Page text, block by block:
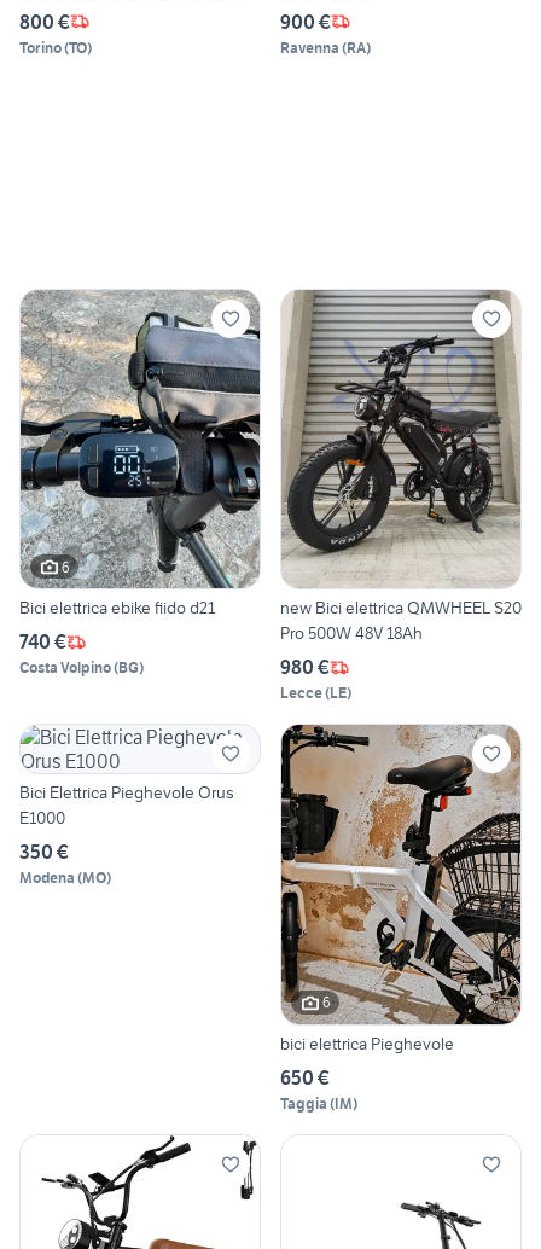
800 €
Torino(TO)
900 €
Ravenna (RA)
6
Bici elettrica ebike fiido d21
740 €
Costa Volpino(BG)
new Bici elettrica QMWHEEL S20
Pro 500W 48V 18Ah
980 €
Lecce(LE)
Bici Elettrica Pieghevole Orus
E1000
350 €
Modena (MO)
6
bici elettrica Pieghevole
650 €
Taggia (IM)